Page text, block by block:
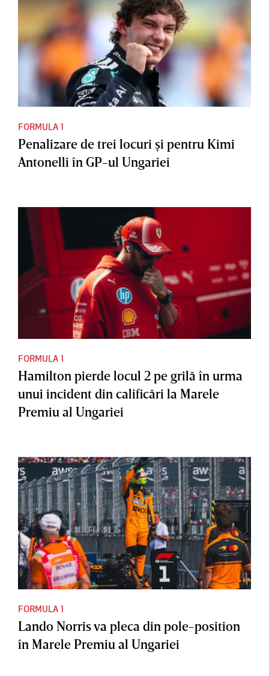
FORMULA 1
Penalizare de trei locuri şi pentru Kimi
Antonelli în GP-ul Ungariei
FORMULA 1
Hamilton pierde locul 2 pe grilă în urma
unui incident din calificări la Marele
Premiu al Ungariei
FORMULA 1
Lando Norris va pleca din pole-position
în Marele Premiu al Ungariei